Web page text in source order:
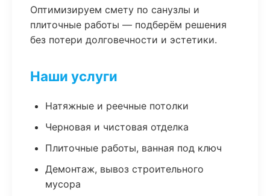
Оптимизируем смету по санузлы и
плиточные работы — подберём решения
без потери долговечности и эстетики.
Наши услуги
Натяжные и реечные потолки
Черновая и чистовая отделка
Плиточные работы, ванная под ключ
Демонтаж, вывоз строительного
мусора